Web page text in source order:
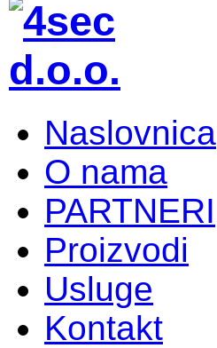
Naslovnica
O nama
PARTNERI
Proizvodi
Usluge
Kontakt